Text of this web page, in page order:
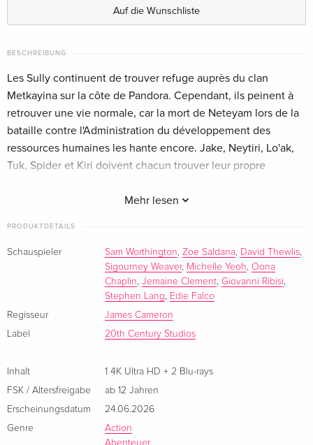
4K Ultra HD + 2 Blu-rays
Limited Edition, Steelbook, 4K Ultra HD + 2
Blu-rays
Englisch · UK Version
EUR 68,49
EUR 76,49
Ultimate Collector's Edition, 4K Ultra HD + 2
Blu-rays
Limited Edition, Steelbook, 4K Ultra HD + 2
Englisch · US Version
4K Ultra HD + 2 Blu-rays — (ausgewählt)
EUR 36,49
Limited Edition, Steelbook, 4K Ultra HD + 2
4K Ultra HD + 2 Blu-rays
Italienisch
Limited Edition, Steelbook, 4K Ultra HD + 2
Auf die Wunschliste
BESCHREIBUNG
Mehr lesen
Les Sully continuent de trouver refuge auprès du clan
Metkayina sur la côte de Pandora. Cependant, ils peinent à
retrouver une vie normale, car la mort de Neteyam lors de la
bataille contre l'Administration du développement des
ressources humaines les hante encore. Jake, Neytiri, Lo'ak,
Tuk, Spider et Kiri doivent chacun trouver leur propre
Sully décident que la situation n'est plus assez sûre pour
le clan Mangkwan, le Peuple des Cendres. Ce clan a
abandonné le mode de vie Na'vi depuis qu'une éruption
volcanique a réduit leur terre natale en ruines.
PRODUKTDETAILS
Schauspieler Sam Worthington, Zoe Saldana, David Thewlis,
Sigourney Weaver, Michelle Yeoh, Oona
Chaplin, Jemaine Clement, Giovanni Ribisi,
Stephen Lang, Edie Falco
Regisseur
James Cameron
Label
20th Century Studios
Inhalt
1 4K Ultra HD + 2 Blu-rays
FSK / Altersfreigabe
ab 12 Jahren
Erscheinungsdatum
24.06.2026
Genre
Action
Abenteuer